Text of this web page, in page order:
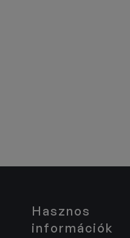
Hasznos
információk